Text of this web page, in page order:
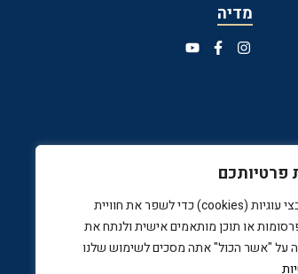
פרטיותכם
אנחנו משתמשים בקבצי עוגיות (cookies) כדי לשפר את חוויית
או תוכן מותאמים אישית ולנתח את
על "אשר הכול" אתה מסכים לשימוש שלנו
מדיה